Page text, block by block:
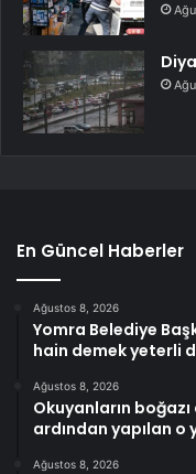
En Güncel Haberler
Ağustos 8, 2026
Yomra Belediye
hain demek yeterli
Ağustos 8, 2026
Okuyanların boğazı
ardından yapılan
Ağustos 8, 2026